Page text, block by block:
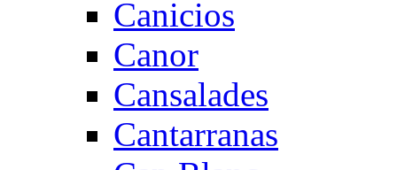
Canicios
Canor
Cansalades
Cantarranas